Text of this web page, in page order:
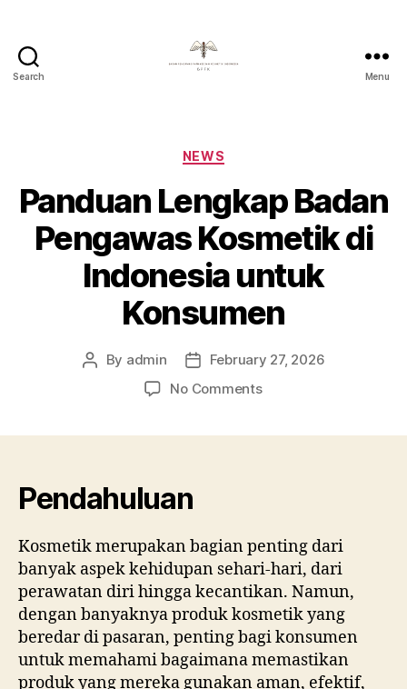
Search
Dan
Indonesia
Menu
Categories
NEWS
Panduan Lengkap Badan
Pengawas Kosmetik di
Indonesia untuk
Konsumen
Post
By admin
Post
date
February 27, 2026
No Commentson
untuk
Konsumen
Pendahuluan
Kosmetik merupakan bagian penting dari
banyak aspek kehidupan sehari-hari, dari
perawatan diri hingga kecantikan. Namun,
dengan banyaknya produk kosmetik yang
beredar di pasaran, penting bagi konsumen
untuk memahami bagaimana memastikan
produk yang mereka gunakan aman, efektif,